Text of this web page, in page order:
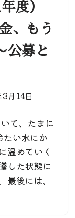
度）
、もう
公募と
月14日
て、たまに
たい水にか
温めていく
した状態に
後には、